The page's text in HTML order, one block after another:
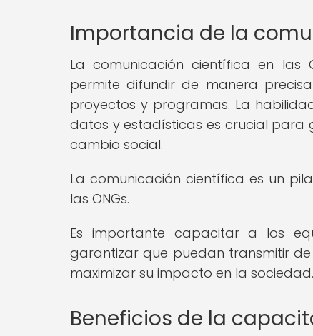
Importancia de la
La comunicación científica en las
permite difundir de manera
proyectos y programas. La
datos y estadísticas es crucial para
cambio social.
La comunicación científica es un
las ONGs.
Es importante capacitar a los
garantizar que puedan transmitir
maximizar su impacto en la sociedad.
Beneficios de la